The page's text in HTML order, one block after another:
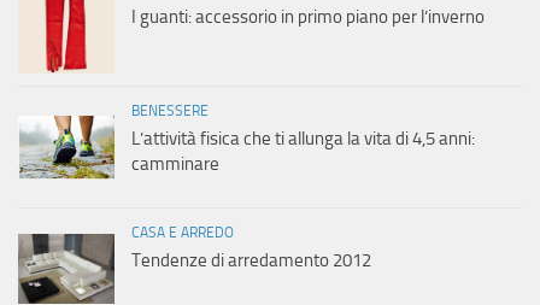
I guanti: accessorio in primo piano per l’inverno
BENESSERE
L’attività fisica che ti allunga la vita di 4,5 anni:
camminare
CASA E ARREDO
Tendenze di arredamento 2012